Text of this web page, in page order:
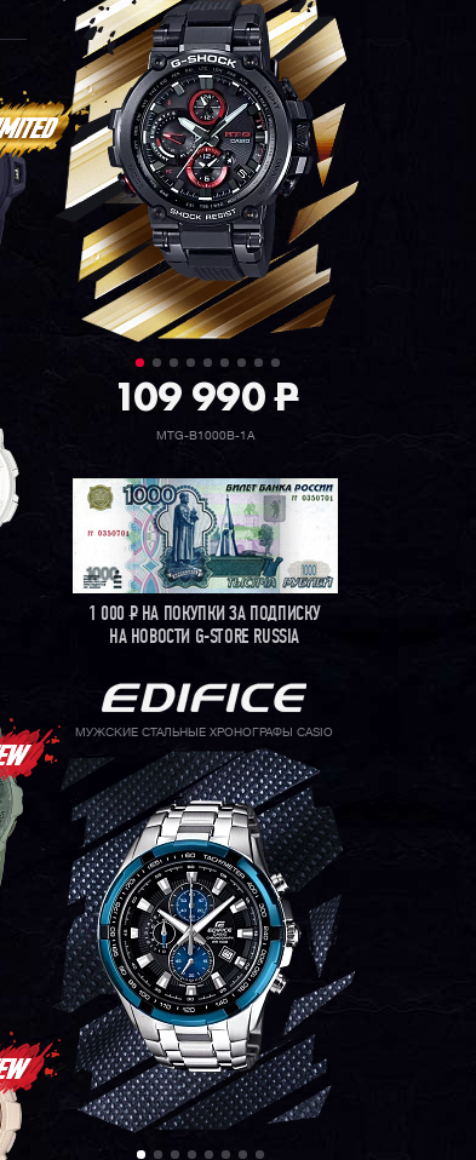
109 990P
MTG-B1000B-1A
1 000РНА ПОКУПКИ ЗА ПОДПИСКУ
НА НОВОСТИ G-STORE RUSSIA
МУЖСКИЕ СТАЛЬНЫЕ ХРОНОГРАФЫ CASIO